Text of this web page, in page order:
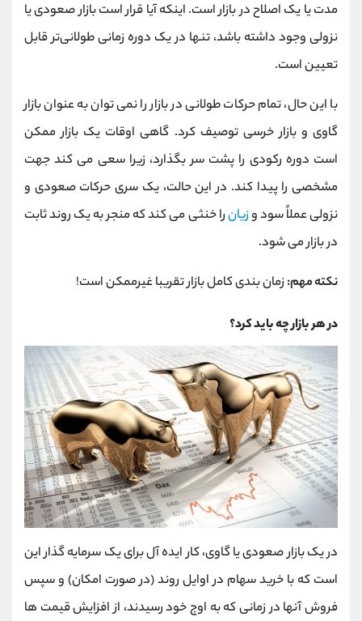
مدت یا یک اصلاح در بازار است. اینکه آیا قرار است بازار صعودی یا
نزولی وجود داشته باشد، تنها در یک دوره زمانی طولانی‌تر قابل
تعیین است.
با این حال، تمام حرکات طولانی در بازار را نمی توان به عنوان بازار
گاوی و بازار خرسی توصیف کرد. گاهی اوقات یک بازار ممکن
است دوره رکودی را پشت سر بگذارد، زیرا سعی می کند جهت
مشخصی را پیدا کند. در این حالت، یک سری حرکات صعودی و
نزولی عملاً سود وزیانرا خنثی می کند که منجر به یک روند ثابت
در بازار می شود.
نکته مهم: زمان بندی کامل بازار تقریبا غیرممکن است!
در هر بازار چه باید کرد؟
در یک بازار صعودی یا گاوی، کار ایده آل برای یک سرمایه گذار این
است که با خرید سهام در اوایل روند (در صورت امکان) و سپس
فروش آنها در زمانی که به اوج خود رسیدند، از افزایش قیمت ها